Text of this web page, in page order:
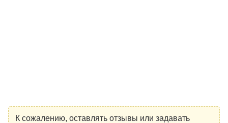
К сожалению, оставлять отзывы или задавать